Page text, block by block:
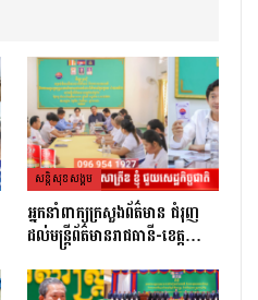
សន្តិសុខសង្គម
អ្នកនាំពាក្យក្រសួងព័ត៌មាន ជំរុញ
ដល់មន្ត្រីព័ត៌មានរាជធានី-ខេត្ត…